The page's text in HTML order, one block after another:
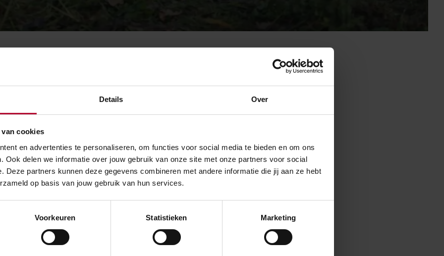
Details Over
cookies
en advertenties te personaliseren, om functies voor social media te bieden en om ons
Ook delen we informatie over jouw gebruik van onze site met onze partners voor social
Deze partners kunnen deze gegevens combineren met andere informatie die jij aan ze hebt
op basis van jouw gebruik van hun services.
Voorkeuren Statistieken Marketing
liggen kilometers glasvezel. De kabels zijn te gebruiken als sensoren. Ze
en geluid en daarmee afwijkingen aan het spoor of aan de treinwielen
slimme manier wordt de bestaande (data)infrastructuur gecombineerd
glasvezelkabels. Het wordt ook gebruikt om de nieuwe mogelijkheden
gaat samen met een aantal MKB's verschillende delen van de
proef